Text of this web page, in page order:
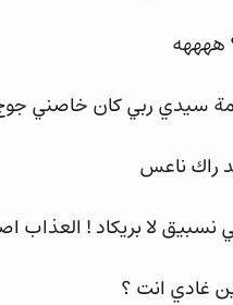
ههههه
سيدي ربي كان خاصني
راك ناعس
لا بريكاد ! العذاب
غادي انت ؟